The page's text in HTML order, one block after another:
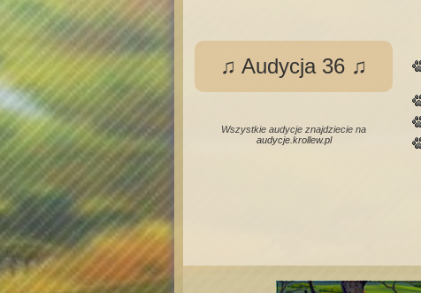
♫ Audycja 36 ♫
Wszystkie audycje znajdziecie na
audycje.krollew.pl